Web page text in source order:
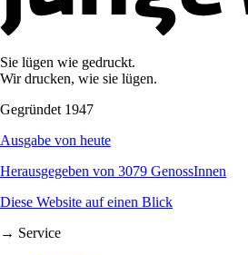
Sie lügen wie gedruckt.
Wir drucken, wie sie lügen.
Gegründet 1947
Ausgabe von heute
Herausgegeben von 3079 GenossInnen
Diese Website auf einen Blick
→ Service